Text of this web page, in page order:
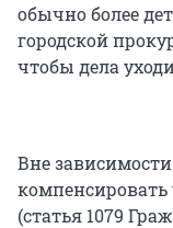
обычно более
городской
чтобы дела
Вне
(статья 1079